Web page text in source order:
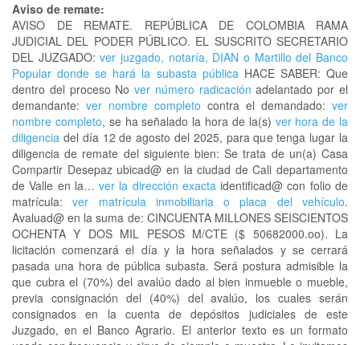
Aviso de remate:
AVISO DE REMATE. REPÚBLICA DE COLOMBIA RAMA
JUDICIAL DEL PODER PÚBLICO. EL SUSCRITO SECRETARIO
DEL JUZGADO: ver juzgado, notaría, DIAN o Martillo del Banco
Popular donde se hará la subasta públicaHACE SABER: Que
dentro del proceso Nover número radicación adelantado por el
demandante: ver nombre completo contra el demandado: ver
nombre completo, se ha señalado la hora de la(s) ver hora de la
diligencia del día 12 de agosto del 2025, para que tenga lugar la
diligencia de remate del siguiente bien: Se trata de un(a) Casa
Compartir Desepaz ubicad@ en la ciudad de Cali departamento
de Valle en la…ver la dirección exactaidentificad@ con folio de
matrícula:ver matrícula inmobiliaria o placa del vehículo.
Avaluad@ en la suma de: CINCUENTA MILLONES SEISCIENTOS
OCHENTA Y DOS MIL PESOS M/CTE ($ 50682000.oo). La
licitación comenzará el día y la hora señalados y se cerrará
pasada una hora de pública subasta. Será postura admisible la
que cubra el (70%) del avalúo dado al bien inmueble o mueble,
previa consignación del (40%) del avalúo, los cuales serán
consignados en la cuenta de depósitos judiciales de este
Juzgado, en el Banco Agrario. El anterior texto es un formato